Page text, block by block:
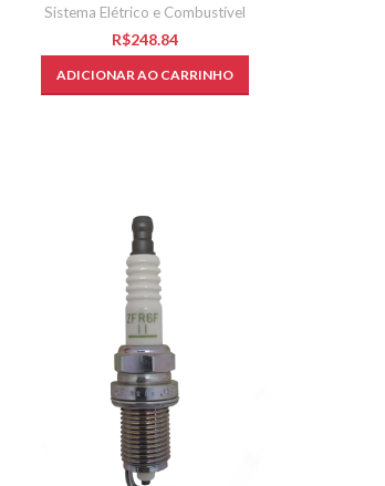
Sistema Elétrico e Combustível
R$
ADICIONAR AO CARRINHO